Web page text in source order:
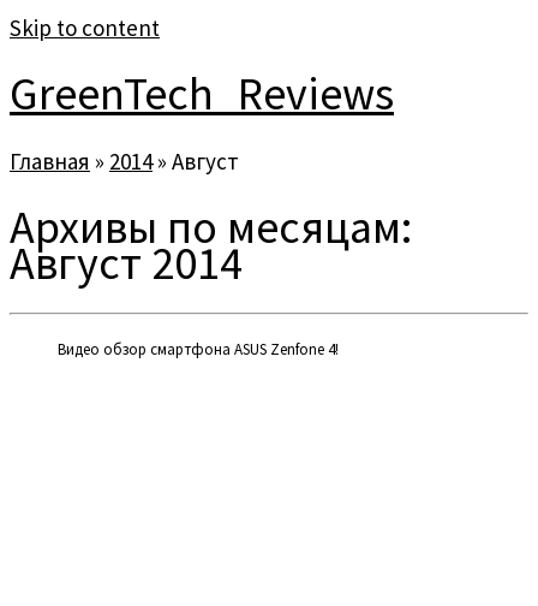
Skip to content
GreenTech_Reviews
Главная » 2014 » Август
Архивы по месяцам:
Август 2014
Видео обзор смартфона ASUS Zenfone 4!